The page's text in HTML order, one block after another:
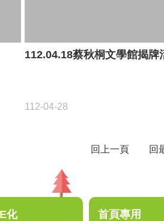
112.04.18蔡秋桐文學館揭牌
112-04-28
回上一頁 回
化 首頁專用